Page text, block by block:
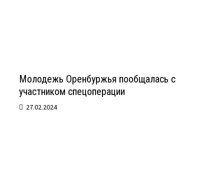
Молодежь Оренбуржья пообщалась с
участником спецоперации
27.02.2024